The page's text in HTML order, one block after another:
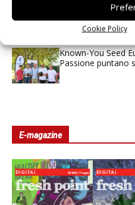
Cookie Policy
Leonardo
punto di vendita”
Known-You Seed
Passione puntano
E-magazine